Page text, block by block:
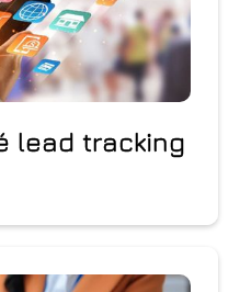
lead tracking